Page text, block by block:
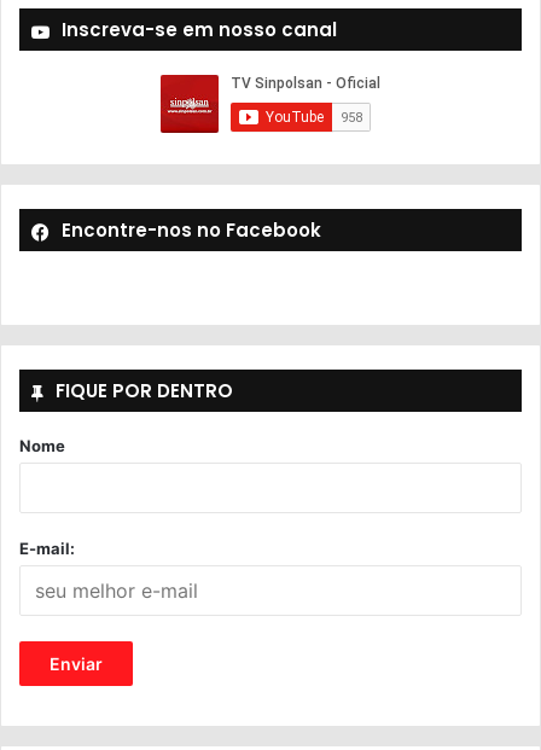
Inscreva-se em nosso canal
Encontre-nos no Facebook
FIQUE POR DENTRO
Nome
E-mail: